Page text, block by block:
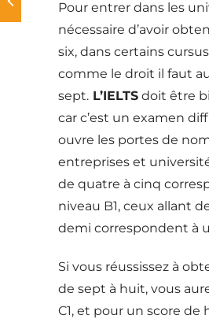
Pour entrer dans les
nécessaire d’avoir
six, dans certains
comme le droit il faut
sept. L’IELTS doit être
car c’est un examen
ouvre les portes de
entreprises et
de quatre à cinq
niveau B1, ceux allant
demi correspondent à
Si vous réussissez à
de sept à huit, vous
C1, et pour un score de